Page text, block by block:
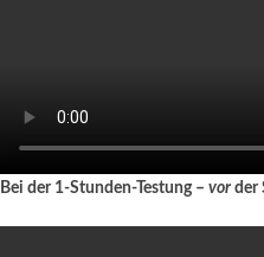
Bei der 1-Stunden-Testung – vor der